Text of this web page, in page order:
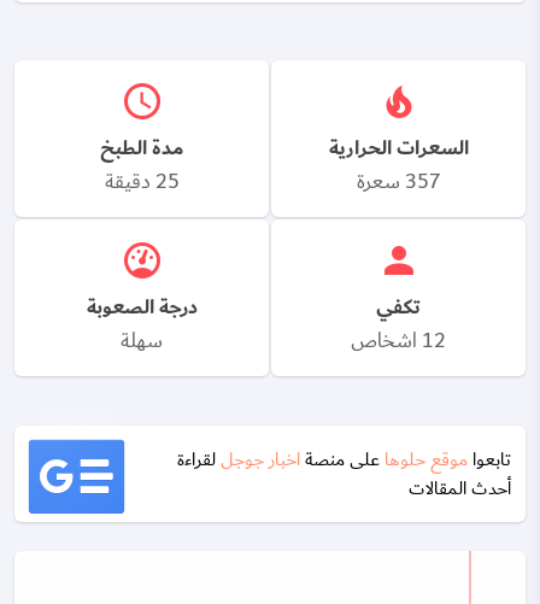
السعرات الحرارية
357 سعرة
مدة الطبخ
25 دقيقة
تكفي
12 اشخاص
درجة الصعوبة
سهلة
تابعواموقع حلوهاعلى منصةاخبار جوجللقراءة
أحدث المقالات